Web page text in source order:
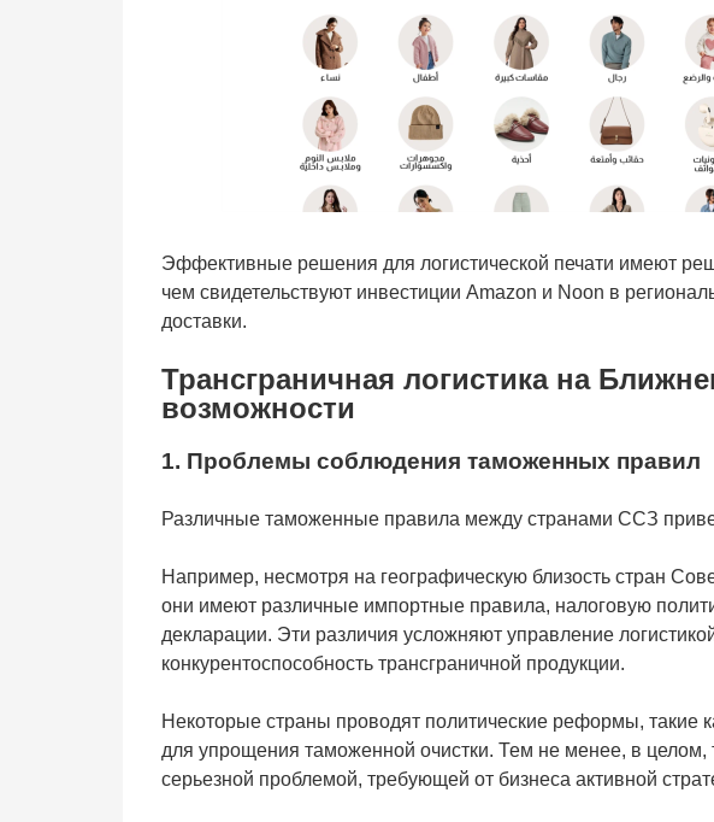
Эффективные решения для логистической печати имеют
чем свидетельствуют инвестиции Amazon и Noon в
доставки.
Трансграничная логистика на
возможности
1. Проблемы соблюдения таможенных правил
Различные таможенные правила между странами ССЗ
Например, несмотря на географическую близость стран
они имеют различные импортные правила, налоговую
декларации. Эти различия усложняют управление
конкурентоспособность трансграничной продукции.
Некоторые страны проводят политические реформы, такие
для упрощения таможенной очистки. Тем не менее, в
серьезной проблемой, требующей от бизнеса активной